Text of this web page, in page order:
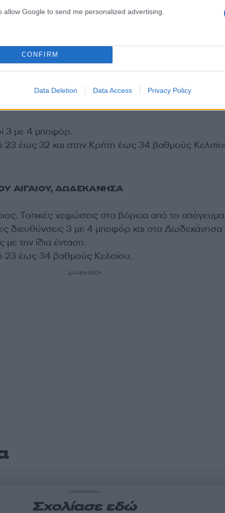
allow Google to send me personalized advertising.
CONFIRM
Data Deletion Data Access Privacy Policy
3 με 4 και πρόσκαιρα στα ανατολικά βόρειοι 4 με 5
3 με 4 μποφόρ.
23 έως 32 και στην Κρήτη έως 34 βαθμούς
ΑΙΓΑΙΟΥ, ΔΩΔΕΚΑΝΗΣΑ
Τοπικές νεφώσεις στα βόρεια από το απόγευμα.
διευθύνσεις 3 με 4 μποφόρ και στα Δωδεκάνησα
με την ίδια ένταση.
23 έως 34 βαθμούς Κελσίου.
ΔΙΑΦΗΜΙΣΗ
Σχολίασε εδώ